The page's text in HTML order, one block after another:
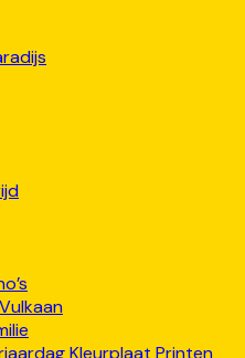
Kleurplaat Printen